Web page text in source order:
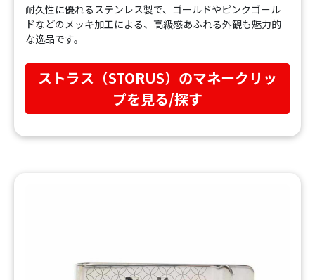
耐久性に優れるステンレス製で、ゴールドやピンクゴール
ドなどのメッキ加工による、高級感あふれる外観も魅力的
な逸品です。
ストラス（STORUS）のマネークリッ
プを見る/探す